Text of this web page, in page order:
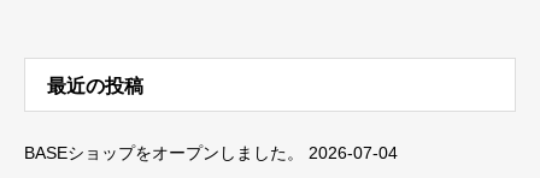
最近の投稿
BASEショップをオープンしました。 2026-07-04